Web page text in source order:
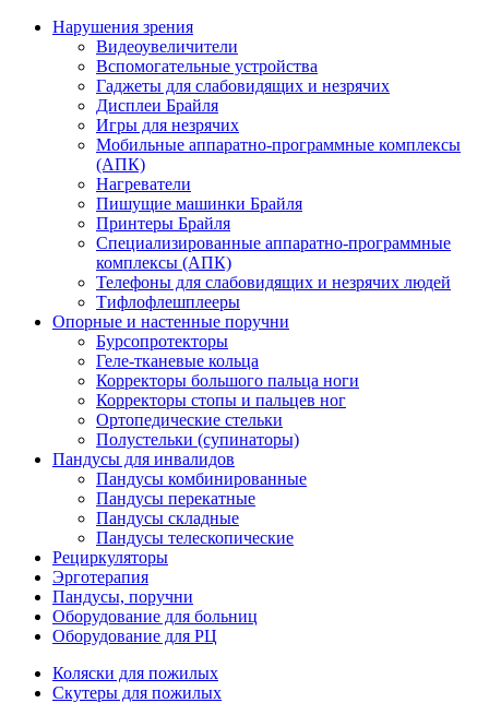
Нарушения зрения
Видеоувеличители
Вспомогательные устройства
Гаджеты для слабовидящих и незрячих
Дисплеи Брайля
Игры для незрячих
Мобильные аппаратно-программные комплексы
(АПК)
Нагреватели
Пишущие машинки Брайля
Принтеры Брайля
Специализированные аппаратно-программные
комплексы (АПК)
Телефоны для слабовидящих и незрячих людей
Тифлофлешплееры
Опорные и настенные поручни
Бурсопротекторы
Геле-тканевые кольца
Корректоры большого пальца ноги
Корректоры стопы и пальцев ног
Ортопедические стельки
Полустельки (супинаторы)
Пандусы для инвалидов
Пандусы комбинированные
Пандусы перекатные
Пандусы складные
Пандусы телескопические
Рециркуляторы
Эрготерапия
Пандусы, поручни
Оборудование для больниц
Оборудование для РЦ
Коляски для пожилых
Скутеры для пожилых